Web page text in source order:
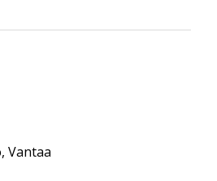
Vantaa